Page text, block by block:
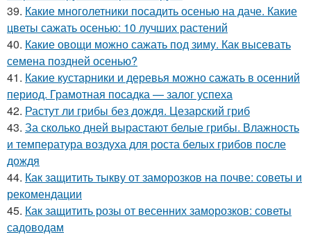
39. Какие многолетники посадить осенью на даче. Какие
цветы сажать осенью: 10 лучших растений
40. Какие овощи можно сажать под зиму. Как высевать
семена поздней осенью?
41. Какие кустарники и деревья можно сажать в осенний
период. Грамотная посадка — залог успеха
42. Растут ли грибы без дождя. Цезарский гриб
43. За сколько дней вырастают белые грибы. Влажность
и температура воздуха для роста белых грибов после
дождя
44. Как защитить тыкву от заморозков на почве: советы и
рекомендации
45. Как защитить розы от весенних заморозков: советы
садоводам